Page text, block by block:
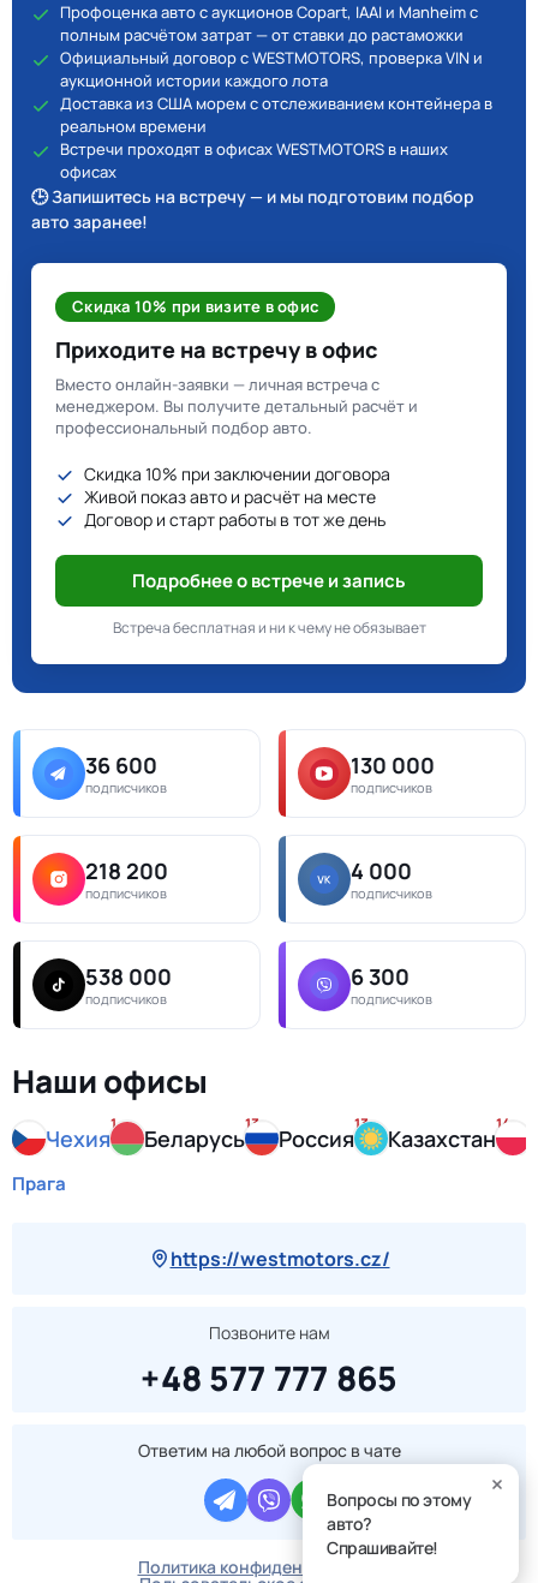
Профоценка авто с аукционов Copart, IAAI и Manheim с
полным расчётом затрат — от ставки до растаможки
Официальный договор с WESTMOTORS, проверка VIN и
аукционной истории каждого лота
Доставка из США морем с отслеживанием контейнера в
реальном времени
Встречи проходят в офисах WESTMOTORS в наших
офисах
🕒 Запишитесь на встречу — и мы подготовим подбор
авто заранее!
Скидка 10% при визите в офис
Приходите на встречу в офис
Вместо онлайн-заявки — личная встреча с
менеджером. Вы получите детальный расчёт и
профессиональный подбор авто.
Скидка 10% при заключении договора
Живой показ авто и расчёт на месте
Договор и старт работы в тот же день
Подробнее о встрече и запись
Встреча бесплатная и ни к чему не обязывает
36 600
подписчиков
130 000
подписчиков
218 200
подписчиков
4 000
подписчиков
538 000
подписчиков
6 300
подписчиков
Наши офисы
Чехия
1
Беларусь
13
Россия
13
Казахстан
14
Прага
https://westmotors.cz/
Позвоните нам
+48 577 777 865
Ответим на любой вопрос в чате
Политика конфиденциальности
Вопросы по этому
авто?
Спрашивайте!